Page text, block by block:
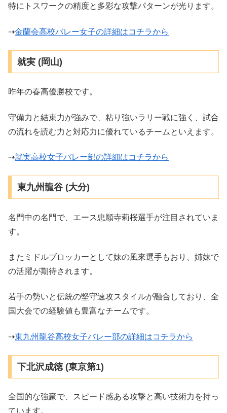
特にトスワークの精度と多彩な攻撃パターンが光ります。
⇢金蘭会高校バレー女子の詳細はコチラから
就実 (岡山)
昨年の春高優勝校です。
守備力と結束力が強みで、粘り強いラリー戦に強く、試合
の流れを読む力と対応力に優れているチームといえます。
⇢就実高校女子バレー部の詳細はコチラから
東九州龍谷 (大分)
名門中の名門で、エース忠願寺莉桜選手が注目されていま
す。
またミドルブロッカーとして妹の風來選手もおり、姉妹で
の活躍が期待されます。
若手の勢いと伝統の堅守速攻スタイルが融合しており、全
国大会での経験値も豊富なチームです。
⇢東九州龍谷高校女子バレー部の詳細はコチラから
下北沢成徳 (東京第1)
全国的な強豪で、スピード感ある攻撃と高い技術力を持っ
ています。